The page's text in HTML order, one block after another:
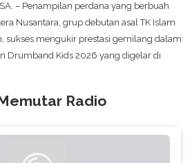
– Penampilan perdana yang berbuah
Nusantara, grup debutan asal TK Islam
sukses mengukir prestasi gemilang dalam
Drumband Kids 2026 yang digelar di
Radio